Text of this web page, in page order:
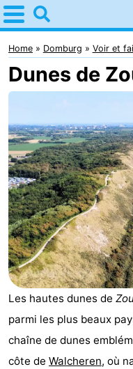
Home
Domburg
Astuces
les
enfants
Webcam
Webcam
Webcam
Plage
Passer
la
nuit
Appartements
-
Park
Loverendale
-
Résidence
Campings
Home Domburg Voir et
Dunes de
Les hautes dunes de
parmi les plus beaux
chaîne de dunes
côte de Walcheren, où